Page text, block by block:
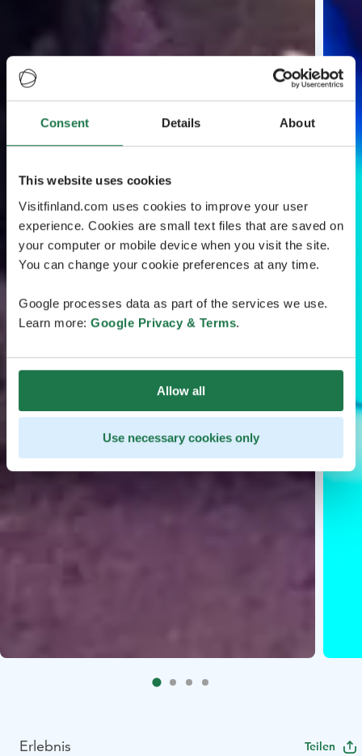
Consent Details About
This website uses cookies
Visitfinland.com uses cookies to improve your user
experience. Cookies are small text files that are saved on
your computer or mobile device when you visit the site.
You can change your cookie preferences at any time.
Google processes data as part of the services we use.
Learn more: Google Privacy & Terms.
Allow all
Use necessary cookies only
Erlebnis Teilen